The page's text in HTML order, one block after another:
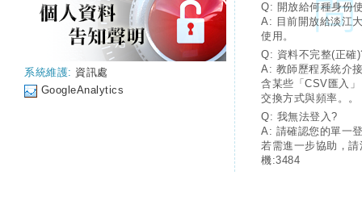
系統維護: 資訊處
GoogleAnalytics
Q: 開放給何種身份
A: 目前開放給淡江
使用。
Q: 資料不完整(正確
A: 教師歷程系統介
含某些「CSV匯入
交換方式與頻率。。
Q: 我無法登入?
A: 請確認您的單一
若需進一步協助，
機:3484